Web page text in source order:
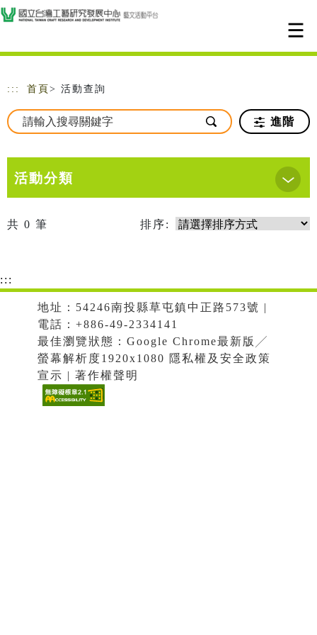
跳到主要內容
網站導覽
::: 首頁 > 活動查詢
進階
活動分類
共 0 筆 排序:
:::
地址：54246南投縣草屯鎮中正路573號 |
電話：+886-49-2334141
最佳瀏覽狀態：Google Chrome最新版╱
螢幕解析度1920x1080 隱私權及安全政策
宣示 | 著作權聲明